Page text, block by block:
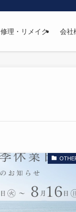
修理・リメイク 会社